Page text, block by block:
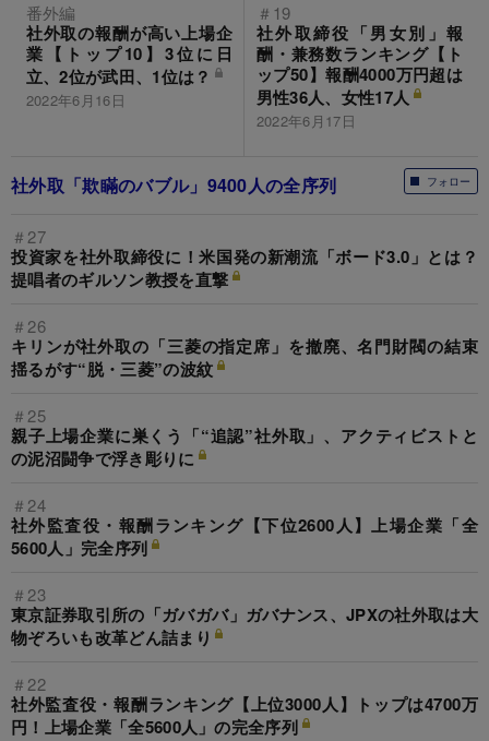
番外編
社外取の報酬が高い上場企
業【トップ10】3位に日
立、2位が武田、1位は？
2022年6月16日
＃19
社外取締役「男女別」報
酬・兼務数ランキング【ト
ップ50】報酬4000万円超は
男性36人、女性17人
2022年6月17日
フォロー
社外取「欺瞞のバブル」9400人の全序列
＃27
投資家を社外取締役に！米国発の新潮流「ボード3.0」とは？
提唱者のギルソン教授を直撃
＃26
キリンが社外取の「三菱の指定席」を撤廃、名門財閥の結束
揺るがす“脱・三菱”の波紋
＃25
親子上場企業に巣くう「“追認”社外取」、アクティビストと
の泥沼闘争で浮き彫りに
＃24
社外監査役・報酬ランキング【下位2600人】上場企業「全
5600人」完全序列
＃23
東京証券取引所の「ガバガバ」ガバナンス、JPXの社外取は大
物ぞろいも改革どん詰まり
＃22
社外監査役・報酬ランキング【上位3000人】トップは4700万
円！上場企業「全5600人」の完全序列